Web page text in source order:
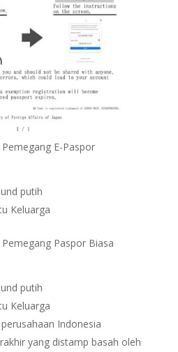
E-Paspor
putih
Keluarga
Paspor Biasa
putih
Keluarga
Indonesia
yang distamp basah oleh